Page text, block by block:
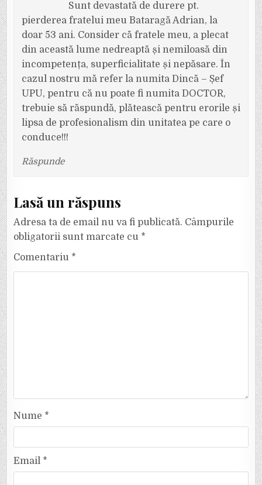
Sunt devastată de durere pt.
pierderea fratelui meu Bataragă Adrian, la
doar 53 ani. Consider că fratele meu, a plecat
din această lume nedreaptă și nemiloasă din
incompetența, superficialitate și nepăsare. În
cazul nostru mă refer la numita Dincă – Șef
UPU, pentru că nu poate fi numita DOCTOR,
trebuie să răspundă, plătească pentru erorile și
lipsa de profesionalism din unitatea pe care o
conduce!!!
Răspunde
Lasă un răspuns
Adresa ta de email nu va fi publicată. Câmpurile
obligatorii sunt marcate cu *
Comentariu *
Nume *
Email *